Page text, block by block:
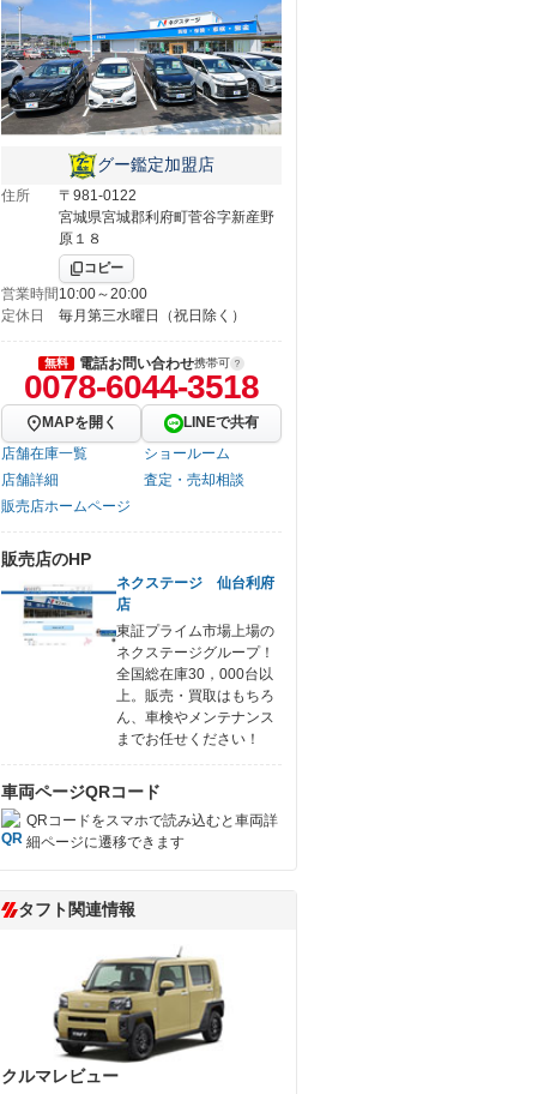
グー鑑定加盟店
住所
〒981-0122
宮城県宮城郡利府町菅谷字新産野
原１８
コピー
営業時間10:00～20:00
定休日
毎月第三水曜日（祝日除く）
無料 電話お問い合わせ携帯可
0078-6044-3518
MAPを開く
LINEで共有
店舗在庫一覧
ショールーム
店舗詳細
査定・売却相談
販売店ホームページ
販売店のHP
ネクステージ 仙台利府
店
東証プライム市場上場の
ネクステージグループ！
全国総在庫30，000台以
上。販売・買取はもちろ
ん、車検やメンテナンス
までお任せください！
車両ページQRコード
QRコードをスマホで読み込むと車両詳
細ページに遷移できます
タフト関連情報
クルマレビュー